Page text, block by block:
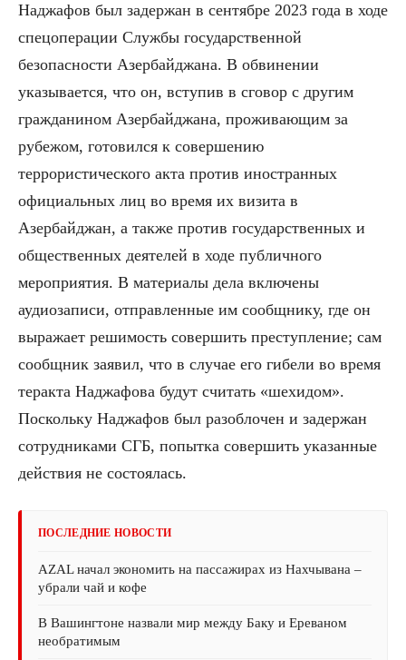
Наджафов был задержан в сентябре 2023 года в ходе
спецоперации Службы государственной
безопасности Азербайджана. В обвинении
указывается, что он, вступив в сговор с другим
гражданином Азербайджана, проживающим за
рубежом, готовился к совершению
террористического акта против иностранных
официальных лиц во время их визита в
Азербайджан, а также против государственных и
общественных деятелей в ходе публичного
мероприятия. В материалы дела включены
аудиозаписи, отправленные им сообщнику, где он
выражает решимость совершить преступление; сам
сообщник заявил, что в случае его гибели во время
теракта Наджафова будут считать «шехидом».
Поскольку Наджафов был разоблочен и задержан
сотрудниками СГБ, попытка совершить указанные
действия не состоялась.
ПОСЛЕДНИЕ НОВОСТИ
AZAL начал экономить на пассажирах из Нахчывана –
убрали чай и кофе
В Вашингтоне назвали мир между Баку и Ереваном
необратимым